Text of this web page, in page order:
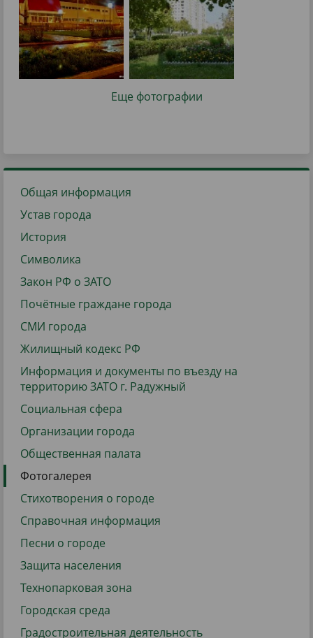
Еще фотографии
Общая информация
Устав города
История
Символика
Закон РФ о ЗАТО
Почётные граждане города
СМИ города
Жилищный кодекс РФ
Информация и документы по въезду на
территорию ЗАТО г. Радужный
Социальная сфера
Организации города
Общественная палата
Фотогалерея
Стихотворения о городе
Справочная информация
Песни о городе
Защита населения
Технопарковая зона
Городская среда
Градостроительная деятельность